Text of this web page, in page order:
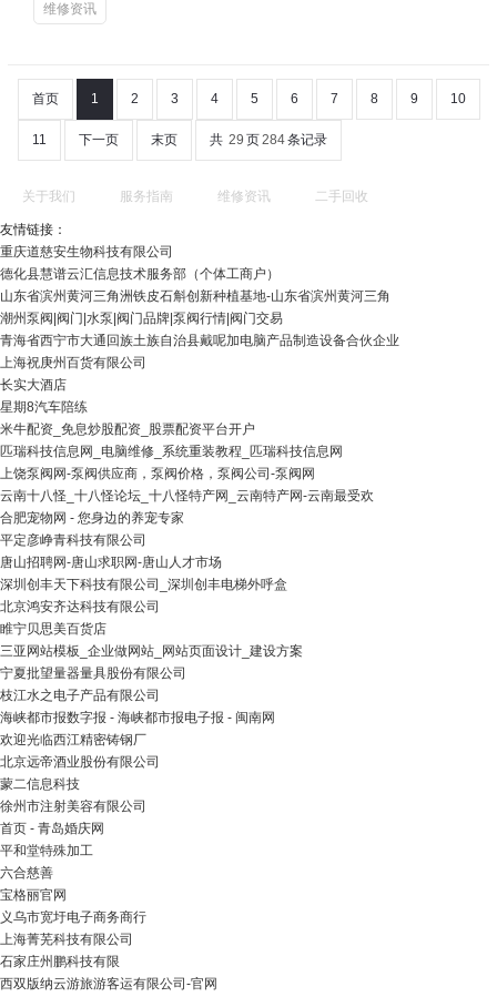
维修资讯
首页 1 2 3 4 5 6 7 8 9 10
11 下一页 末页 共 29 页284条记录
关于我们 服务指南 维修资讯 二手回收
友情链接：
重庆道慈安生物科技有限公司
德化县慧谱云汇信息技术服务部（个体工商户）
山东省滨州黄河三角洲铁皮石斛创新种植基地-山东省滨州黄河三角
潮州泵阀|阀门|水泵|阀门品牌|泵阀行情|阀门交易
青海省西宁市大通回族土族自治县戴呢加电脑产品制造设备合伙企业
上海祝庚州百货有限公司
长实大酒店
星期8汽车陪练
米牛配资_免息炒股配资_股票配资平台开户
匹瑞科技信息网_电脑维修_系统重装教程_匹瑞科技信息网
上饶泵阀网-泵阀供应商，泵阀价格，泵阀公司-泵阀网
云南十八怪_十八怪论坛_十八怪特产网_云南特产网-云南最受欢
合肥宠物网 - 您身边的养宠专家
平定彦峥青科技有限公司
唐山招聘网-唐山求职网-唐山人才市场
深圳创丰天下科技有限公司_深圳创丰电梯外呼盒
北京鸿安齐达科技有限公司
睢宁贝思美百货店
三亚网站模板_企业做网站_网站页面设计_建设方案
宁夏批望量器量具股份有限公司
枝江水之电子产品有限公司
海峡都市报数字报 - 海峡都市报电子报 - 闽南网
欢迎光临西江精密铸钢厂
北京远帝酒业股份有限公司
蒙二信息科技
徐州市注射美容有限公司
首页 - 青岛婚庆网
平和堂特殊加工
六合慈善
宝格丽官网
义乌市宽圩电子商务商行
上海菁芜科技有限公司
石家庄州鹏科技有限
西双版纳云游旅游客运有限公司-官网